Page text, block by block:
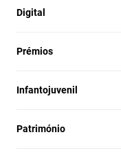
Digital
Prémios
Infantojuvenil
Património